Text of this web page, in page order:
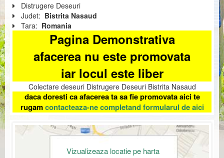
Distrugere Deseuri
Judet: Bistrita Nasaud
Tara: Romania
Pagina Demonstrativa
afacerea nu este promovata
iar locul este liber
Colectare deseuri Distrugere Deseuri Bistrita Nasaud
daca doresti ca afacerea ta sa fie promovata aici te
rugamcontacteaza-ne completand formularul de aici
Vizualizeaza locatie pe harta